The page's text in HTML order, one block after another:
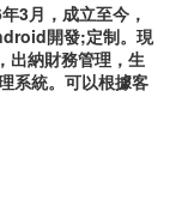
3月，成立至今，
開發;定制。現
出納財務管理，生
系統。可以根據客